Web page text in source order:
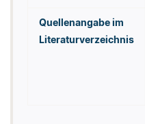
Quellenangabe im
Literaturverzeichnis